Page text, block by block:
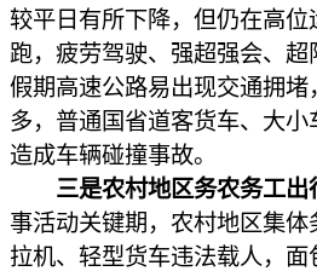
较平日有所下降，但仍在高
跑，疲劳驾驶、强超强会、
假期高速公路易出现交通拥
多，普通国省道客货车、大
造成车辆碰撞事故。
三是农村地区务农务工出
事活动关键期，农村地区集
拉机、轻型货车违法载人，